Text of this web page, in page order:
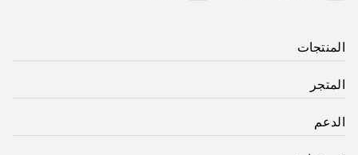
المنتجات
المتجر
الدعم